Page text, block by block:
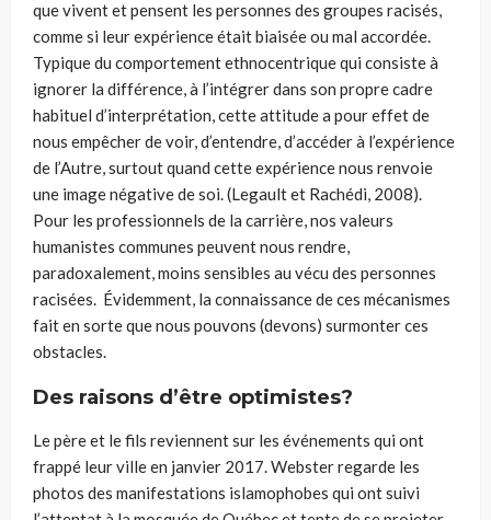
que vivent et pensent les personnes des groupes racisés,
comme si leur expérience était biaisée ou mal accordée.
Typique du comportement ethnocentrique qui consiste à
ignorer la différence, à l’intégrer dans son propre cadre
habituel d’interprétation, cette attitude a pour effet de
nous empêcher de voir, d’entendre, d’accéder à l’expérience
de l’Autre, surtout quand cette expérience nous renvoie
une image négative de soi. (Legault et Rachédi, 2008).
Pour les professionnels de la carrière, nos valeurs
humanistes communes peuvent nous rendre,
paradoxalement, moins sensibles au vécu des personnes
racisées. Évidemment, la connaissance de ces mécanismes
fait en sorte que nous pouvons (devons) surmonter ces
obstacles.
Des raisons d’être optimistes?
Le père et le fils reviennent sur les événements qui ont
frappé leur ville en janvier 2017. Webster regarde les
photos des manifestations islamophobes qui ont suivi